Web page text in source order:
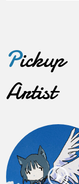
Pickup
Artist